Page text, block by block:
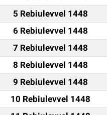
5 Rebiulevvel 1448
6 Rebiulevvel 1448
7 Rebiulevvel 1448
8 Rebiulevvel 1448
9 Rebiulevvel 1448
10 Rebiulevvel 1448